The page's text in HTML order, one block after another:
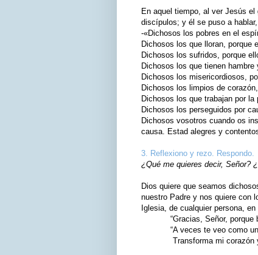
En aquel tiempo, al ver Jesús
discípulos; y él se puso a
-«Dichosos los pobres en el
Dichosos los que lloran, porque
Dichosos los sufridos, porque
Dichosos los que tienen
Dichosos los misericordiosos,
Dichosos los limpios de
Dichosos los que trabajan por
Dichosos los perseguidos por
Dichosos vosotros cuando os
causa. Estad alegres y
3. Reflexiono y rezo. Respondo.
¿Qué me quieres decir, Señor?
Dios quiere que seamos
nuestro Padre y nos quiere con
Iglesia, de cualquier persona,
“Gracias, Señor, porque
“A veces te veo como un
Transforma mi corazón y